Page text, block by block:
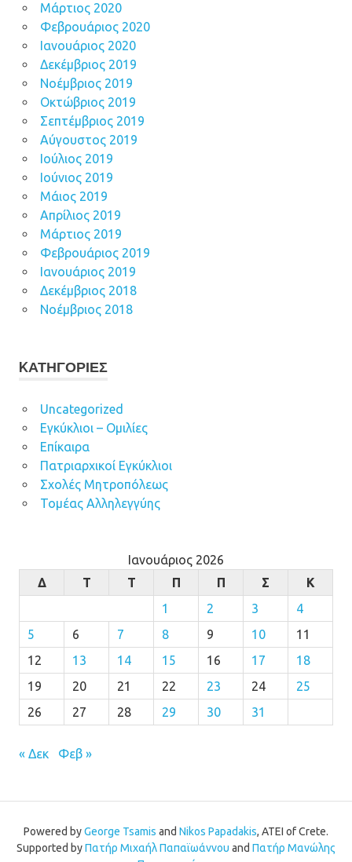
Μάρτιος 2020
Φεβρουάριος 2020
Ιανουάριος 2020
Δεκέμβριος 2019
Νοέμβριος 2019
Οκτώβριος 2019
Σεπτέμβριος 2019
Αύγουστος 2019
Ιούλιος 2019
Ιούνιος 2019
Μάιος 2019
Απρίλιος 2019
Μάρτιος 2019
Φεβρουάριος 2019
Ιανουάριος 2019
Δεκέμβριος 2018
Νοέμβριος 2018
KΑΤΗΓΟΡΊΕΣ
Uncategorized
Εγκύκλιοι – Ομιλίες
Επίκαιρα
Πατριαρχικοί Εγκύκλιοι
Σχολές Μητροπόλεως
Τομέας Αλληλεγγύης
Ιανουάριος 2026
Δ
Τ Τ Π Π Σ
Κ
1
2 3
4
5
6 7 8 9 10
11
12
13 14 15 16 17
18
19
20 21 22 23 24
25
26
27 28 29 30 31
« Δεκ Φεβ »
Powered byGeorge Tsamis and Nikos Papadakis, ATEI of Crete.
Supported byΠατήρ Μιχαήλ Παπαϊωάννου and Πατήρ Μανώλης